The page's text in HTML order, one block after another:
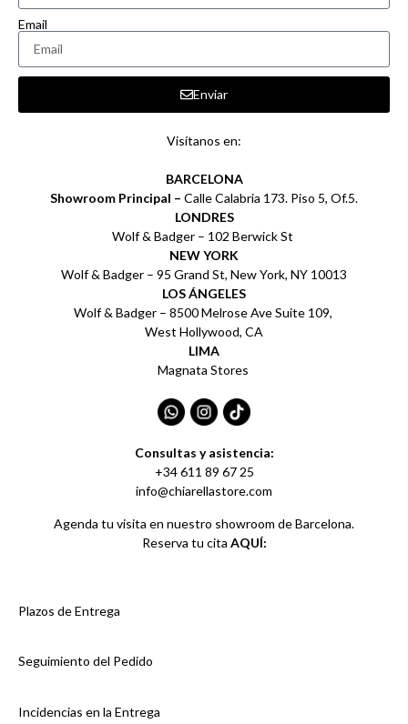
Email
Enviar
Visítanos en:
BARCELONA
Showroom Principal – Calle Calabria 173. Piso 5, Of.5.
LONDRES
Wolf & Badger – 102 Berwick St
NEW YORK
Wolf & Badger – 95 Grand St, New York, NY 10013
LOS ÁNGELES
Wolf & Badger – 8500 Melrose Ave Suite 109,
West Hollywood, CA
LIMA
Magnata Stores
Consultas y asistencia:
+34 611 89 67 25
info@chiarellastore.com
Agenda tu visita en nuestro showroom de Barcelona.
Reserva tu cita AQUÍ:
Plazos de Entrega
Seguimiento del Pedido
Incidencias en la Entrega